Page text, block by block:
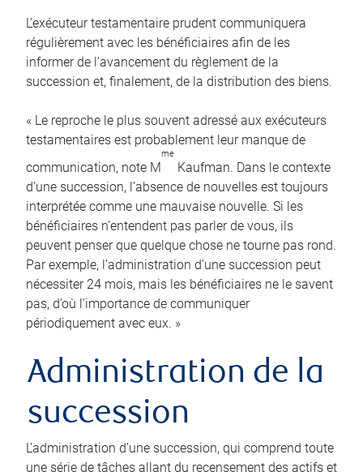
L’exécuteur testamentaire prudent communiquera
régulièrement avec les bénéficiaires afin de les
informer de l’avancement du règlement de la
succession et, finalement, de la distribution des biens.
« Le reproche le plus souvent adressé aux exécuteurs
testamentaires est probablement leur manque de
communication, note M
me
Kaufman. Dans le contexte
d’une succession, l’absence de nouvelles est toujours
interprétée comme une mauvaise nouvelle. Si les
bénéficiaires n’entendent pas parler de vous, ils
peuvent penser que quelque chose ne tourne pas rond.
Par exemple, l’administration d’une succession peut
nécessiter 24 mois, mais les bénéficiaires ne le savent
pas, d’où l’importance de communiquer
périodiquement avec eux. »
Administration de la
succession
L’administration d’une succession, qui comprend toute
une série de tâches allant du recensement des actifs et